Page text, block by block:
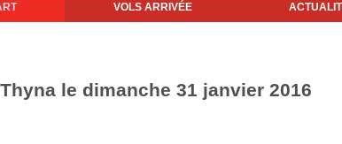
VOLS ARRIVÉE
le dimanche 31 janvier 2016